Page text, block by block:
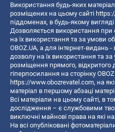
Використання будь-яких
розміщених на цьому сайті
піддоменах, в будь-якому
Дозволяється використання
на їх використання та за умови
OBOZ.UA, а для інтернет-видань
дозволу на їх використання та
розміщення прямого,
гіперпосилання на сторінку
https://www.obozrevatel.com, на
матеріал в першому абзаці
Всі матеріали на цьому сайті, в
дослідження – є службовими
виключні майнові права на які
На всі опубліковані